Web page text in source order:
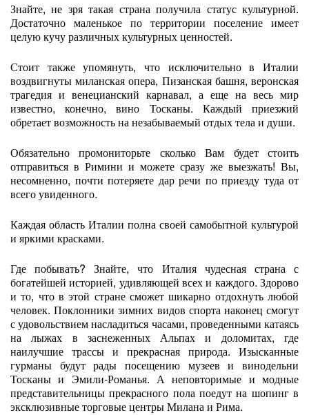
Знайте, не зря такая страна получила статус культурной.
Достаточно маленькое по территории поселение имеет
целую кучу различных культурных ценностей.
Стоит также упомянуть, что исключительно в Италии
воздвигнуты миланская опера, Пизанская башня, веронская
трагедия и венецианский карнавал, а еще на весь мир
известно, конечно, вино Тосканы. Каждый приезжий
обретает возможность на незабываемый отдых тела и души.
Обязательно промониторьте сколько Вам будет стоить
отправиться в Римини и можете сразу же выезжать! Вы,
несомненно, почти потеряете дар речи по приезду туда от
всего увиденного.
Каждая область Италии полна своей самобытной культурой
и яркими красками.
Где побывать? Знайте, что Италия чудесная страна с
богатейшей историей, удивляющей всех и каждого. Здорово
и то, что в этой стране сможет шикарно отдохнуть любой
человек. Поклонники зимних видов спорта наконец смогут
с удовольствием насладиться часами, проведенными катаясь
на лыжах в заснеженных Альпах и доломитах, где
наилучшие трассы и прекрасная природа. Изысканные
гурманы будут рады посещению музеев и винодельни
Тосканы и Эмили-Романья. А неповторимые и модные
представительницы прекрасного пола поедут на шопинг в
эксклюзивные торговые центры Милана и Рима.